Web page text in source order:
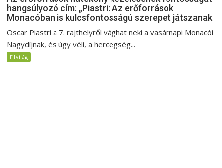
hangsúlyozó cím: „Piastri: Az erőforrások
Monacóban is kulcsfontosságú szerepet játszanak
Oscar Piastri a 7. rajthelyről vághat neki a vasárnapi Monacói
Nagydíjnak, és úgy véli, a hercegség...
F1világ